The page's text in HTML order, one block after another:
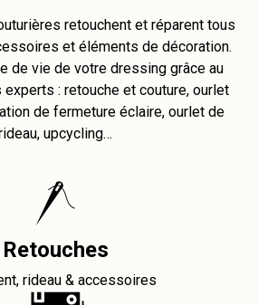
retouchent et réparent tous
et éléments de décoration.
de vie de votre dressing grâce au
: retouche et couture, ourlet
de fermeture éclaire, ourlet de
upcycling…
Retouches
rideau & accessoires